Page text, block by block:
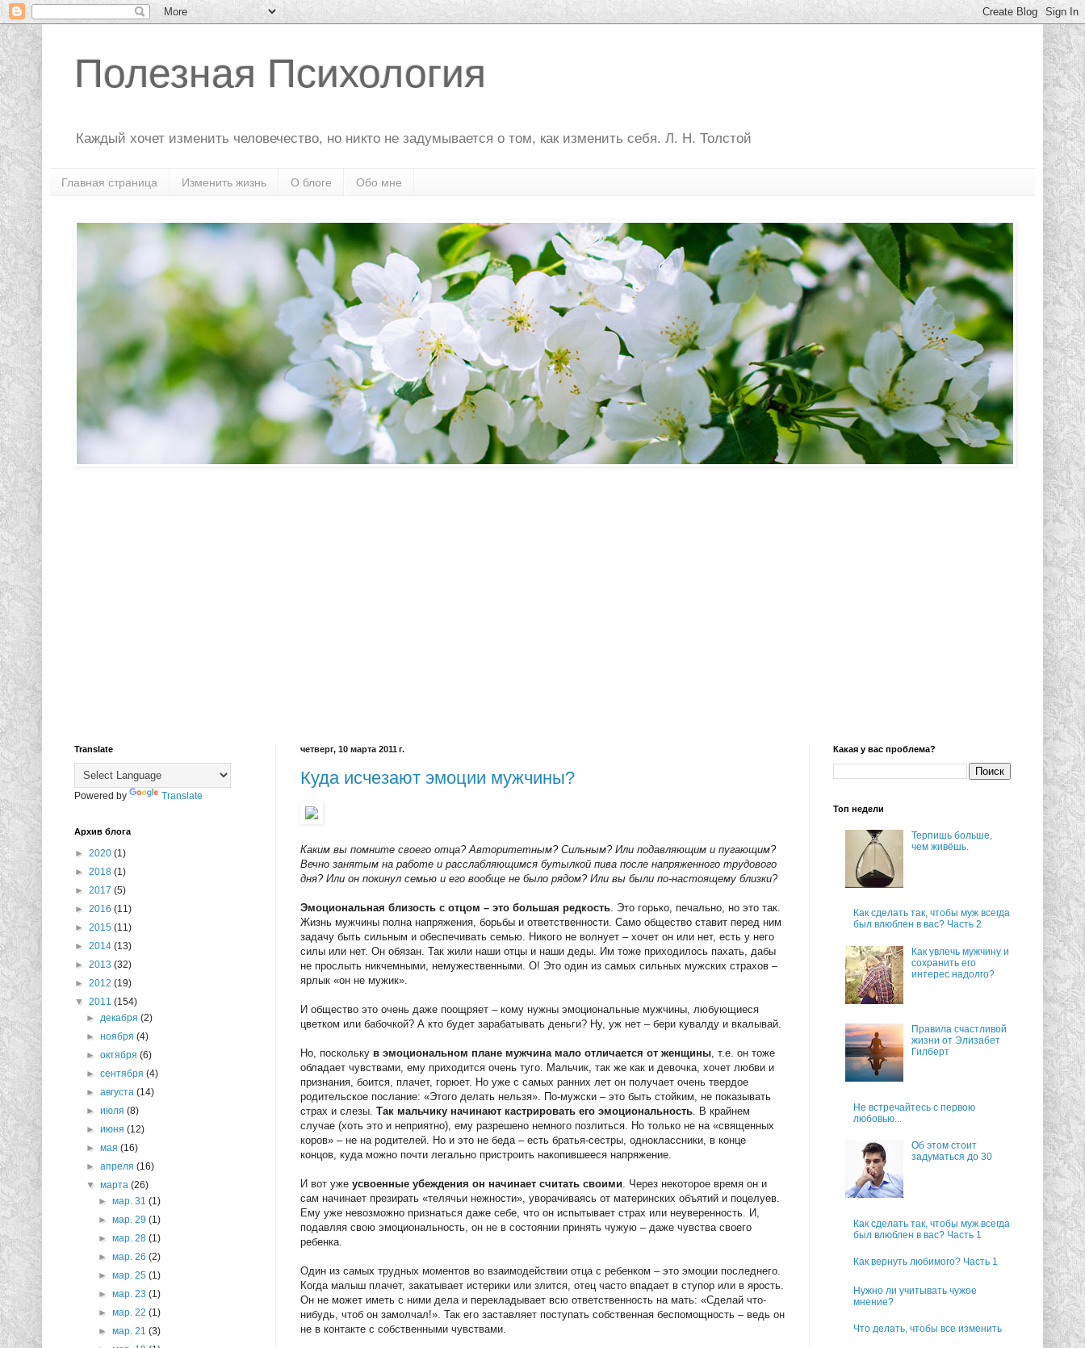
Полезная Психология
Каждый хочет изменить человечество, но никто не задумывается о том, как изменить себя. Л. Н. Толстой
Главная страница Изменить жизнь О блоге Обо мне
четверг, 10 марта 2011 г.
Куда исчезают эмоции мужчины?
Каким вы помните своего отца? Авторитетным? Сильным? Или подавляющим и пугающим?
Вечно занятым на работе и расслабляющимся бутылкой пива после напряженного трудового
дня? Или он покинул семью и его вообще не было рядом? Или вы были по-настоящему близки?
Эмоциональная близость с отцом – это большая редкость . Это горько, печально, но это так.
Жизнь мужчины полна напряжения, борьбы и ответственности. Само общество ставит перед ним
задачу быть сильным и обеспечивать семью. Никого не волнует – хочет он или нет, есть у него
силы или нет. Он обязан. Так жили наши отцы и наши деды. Им тоже приходилось пахать, дабы
не прослыть никчемными, немужественными. О! Это один из самых сильных мужских страхов –
ярлык «он не мужик».
И общество это очень даже поощряет – кому нужны эмоциональные мужчины, любующиеся
цветком или бабочкой? А кто будет зарабатывать деньги? Ну, уж нет – бери кувалду и вкалывай.
Но, поскольку в эмоциональном плане мужчина мало отличается от женщины , т.е. он тоже
обладает чувствами, ему приходится очень туго. Мальчик, так же как и девочка, хочет любви и
признания, боится, плачет, горюет. Но уже с самых ранних лет он получает очень твердое
родительское послание: «Этого делать нельзя». По-мужски – это быть стойким, не показывать
страх и слезы. Так мальчику начинают кастрировать его эмоциональность . В крайнем
случае (хоть это и неприятно), ему разрешено немного позлиться. Но только не на «священных
коров» – не на родителей. Но и это не беда – есть братья-сестры, одноклассники, в конце
концов, куда можно почти легально пристроить накопившееся напряжение.
И вот уже усвоенные убеждения он начинает считать своими . Через некоторое время он и
сам начинает презирать «телячьи нежности», уворачиваясь от материнских объятий и поцелуев.
Ему уже невозможно признаться даже себе, что он испытывает страх или неуверенность. И,
подавляя свою эмоциональность, он не в состоянии принять чужую – даже чувства своего
ребенка.
Один из самых трудных моментов во взаимодействии отца с ребенком – это эмоции последнего.
Когда малыш плачет, закатывает истерики или злится, отец часто впадает в ступор или в ярость.
Он не может иметь с ними дела и перекладывает всю ответственность на мать: «Сделай что-
нибудь, чтоб он замолчал!». Так его заставляет поступать собственная беспомощность – ведь он
не в контакте с собственными чувствами.
Translate
Powered by Translate
Архив блога
► 2020 (1)
► 2018 (1)
► 2017 (5)
► 2016 (11)
► 2015 (11)
► 2014 (13)
► 2013 (32)
► 2012 (19)
▼ 2011 (154)
►декабря(2)
►ноября(4)
►октября(6)
►сентября(4)
►августа(14)
►июля(8)
►июня(12)
►мая(16)
►апреля(16)
▼марта(26)
► мар. 31 (1)
► мар. 29 (1)
► мар. 28 (1)
► мар. 26 (2)
► мар. 25 (1)
► мар. 23 (1)
► мар. 22 (1)
► мар. 21 (3)
Какая у вас проблема?
Топ недели
Терпишь больше,
чем живёшь.
Как сделать так, чтобы муж всегда
был влюблен в вас? Часть 2
Как увлечь мужчину и
сохранить его
интерес надолго?
Правила счастливой
жизни от Элизабет
Гилберт
Не встречайтесь с первою
любовью...
Об этом стоит
задуматься до 30
Как сделать так, чтобы муж всегда
был влюблен в вас? Часть 1
Как вернуть любимого? Часть 1
Нужно ли учитывать чужое
мнение?
Что делать, чтобы все изменить